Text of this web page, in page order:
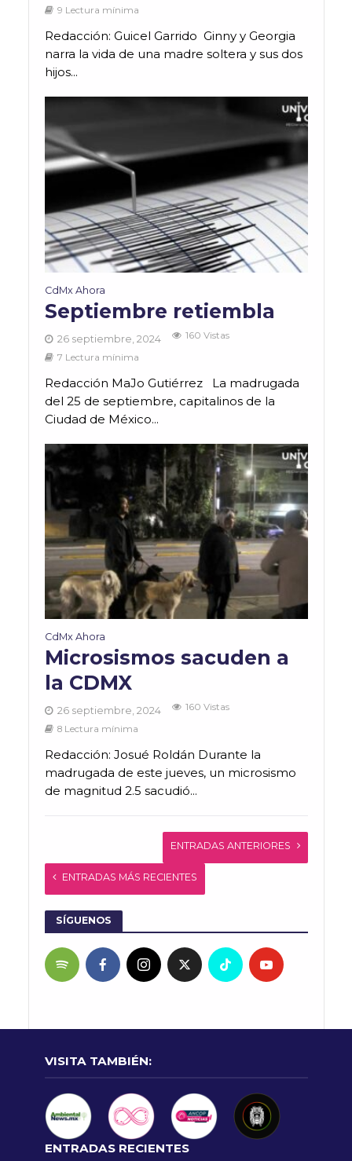
9 Lectura mínima
Redacción: Guicel Garrido Ginny y Georgia
narra la vida de una madre soltera y sus dos
hijos...
CdMx Ahora
Septiembre retiembla
26 septiembre, 2024
160 Vistas
7 Lectura mínima
Redacción MaJo Gutiérrez La madrugada
del 25 de septiembre, capitalinos de la
Ciudad de México...
CdMx Ahora
Microsismos sacuden a
la CDMX
26 septiembre, 2024
160 Vistas
8 Lectura mínima
Redacción: Josué Roldán Durante la
madrugada de este jueves, un microsismo
de magnitud 2.5 sacudió...
ENTRADAS ANTERIORES
ENTRADAS MÁS RECIENTES
SÍGUENOS
VISITA TAMBIÉN:
ENTRADAS RECIENTES